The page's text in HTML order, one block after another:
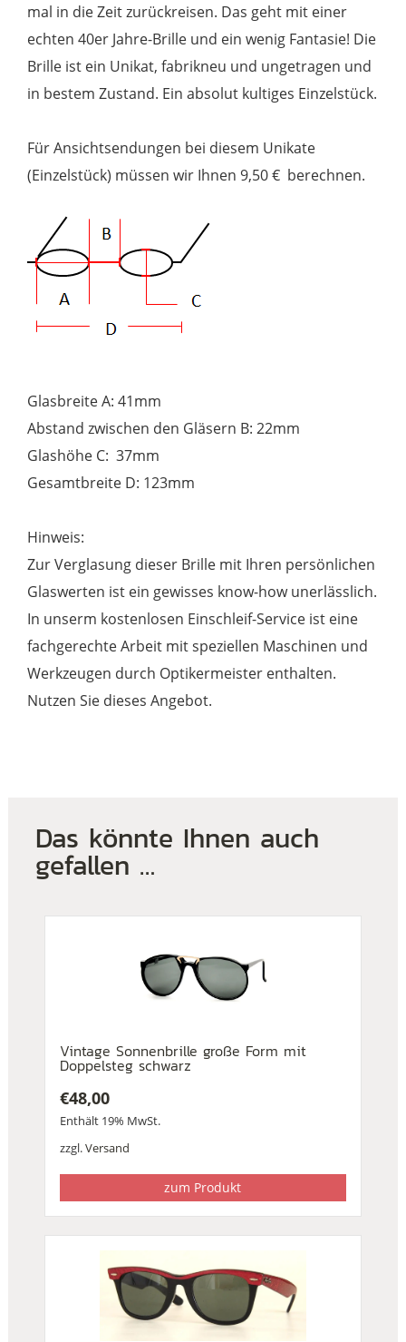
mal in die Zeit zurückreisen. Das geht mit einer
echten 40er Jahre-Brille und ein wenig Fantasie! Die
Brille ist ein Unikat, fabrikneu und ungetragen und
in bestem Zustand. Ein absolut kultiges Einzelstück.
Für Ansichtsendungen bei diesem Unikate
(Einzelstück) müssen wir Ihnen 9,50 € berechnen.
Glasbreite A: 41mm
Abstand zwischen den Gläsern B: 22mm
Glashöhe C: 37mm
Gesamtbreite D: 123mm
Hinweis:
Zur Verglasung dieser Brille mit Ihren persönlichen
Glaswerten ist ein gewisses know-how unerlässlich.
In unserm kostenlosen Einschleif-Service ist eine
fachgerechte Arbeit mit speziellen Maschinen und
Werkzeugen durch Optikermeister enthalten.
Nutzen Sie dieses Angebot.
Das könnte Ihnen auch
gefallen …
Vintage Sonnenbrille große Form mit
Doppelsteg schwarz
€48,00
Enthält 19% MwSt.
zzgl.Versand
zum Produkt